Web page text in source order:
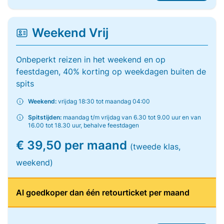
Weekend Vrij
Onbeperkt reizen in het weekend en op
feestdagen, 40% korting op weekdagen buiten de
spits
Weekend: vrijdag 18:30 tot maandag 04:00
Spitstijden: maandag t/m vrijdag van 6.30 tot 9.00 uur en van
16.00 tot 18.30 uur, behalve feestdagen
€ 39,50 per maand (tweede klas,
weekend)
Al goedkoper dan één retourticket per maand